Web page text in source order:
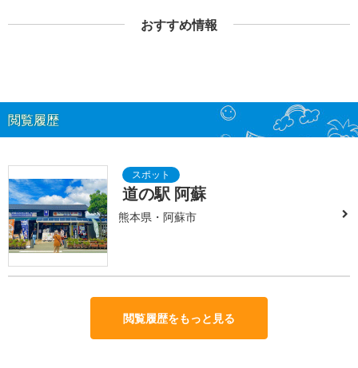
おすすめ情報
閲覧履歴
道の駅 阿蘇
熊本県・阿蘇市
閲覧履歴をもっと見る